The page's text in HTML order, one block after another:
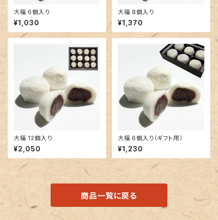
大福 6個入り
¥1,030
大福 8個入り
¥1,370
大福 12個入り
¥2,050
大福 6個入り（ギフト用）
¥1,230
商品一覧に戻る